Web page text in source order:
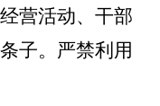
营活动、干部
子。严禁利用